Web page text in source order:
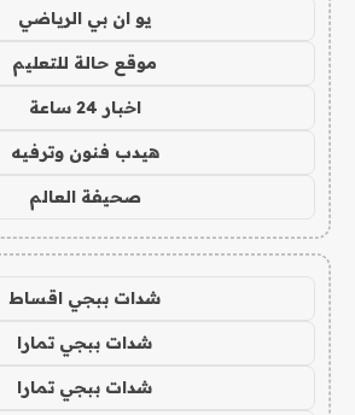
يو ان بي الرياضي
موقع حالة للتعليم
اخبار 24 ساعة
هيدب فنون وترفيه
صحيفة العالم
شدات ببجي اقساط
شدات ببجي تمارا
شدات ببجي تمارا